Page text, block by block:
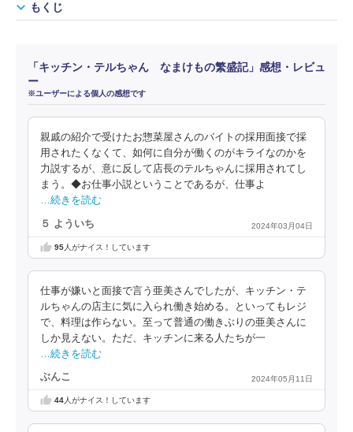
もくじ
「キッチン・テルちゃん なまけもの繁盛記」感想・レビュ
ー
※ユーザーによる個人の感想です
親戚の紹介で受けたお惣菜屋さんのバイトの採用面接で採
用されたくなくて、如何に自分が働くのがキライなのかを
力説するが、意に反して店長のテルちゃんに採用されてし
まう。◆お仕事小説ということであるが、仕事よ
…続きを読む
５ よういち 2024年03月04日
95人がナイス！しています
仕事が嫌いと面接で言う亜美さんでしたが、キッチン・テ
ルちゃんの店主に気に入られ働き始める。といってもレジ
で、料理は作らない。至って普通の働きぶりの亜美さんに
しか見えない。ただ、キッチンに来る人たちが一
…続きを読む
ぶんこ 2024年05月11日
44人がナイス！しています